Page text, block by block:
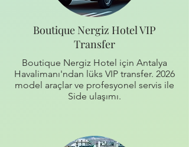
Boutique Nergiz Hotel VIP
Transfer
Boutique Nergiz Hotel için Antalya
Havalimanı'ndan lüks VIP transfer. 2026
model araçlar ve profesyonel servis ile
Side ulaşımı.